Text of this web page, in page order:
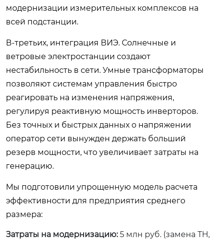
модернизации измерительных комплексов на
всей подстанции.
В-третьих, интеграция ВИЭ. Солнечные и
ветровые электростанции создают
нестабильность в сети. Умные трансформаторы
позволяют системам управления быстро
реагировать на изменения напряжения,
регулируя реактивную мощность инверторов.
Без точных и быстрых данных о напряжении
оператор сети вынужден держать больший
резерв мощности, что увеличивает затраты на
генерацию.
Мы подготовили упрощенную модель расчета
эффективности для предприятия среднего
размера:
Затраты на модернизацию:5 млн руб. (замена ТН,